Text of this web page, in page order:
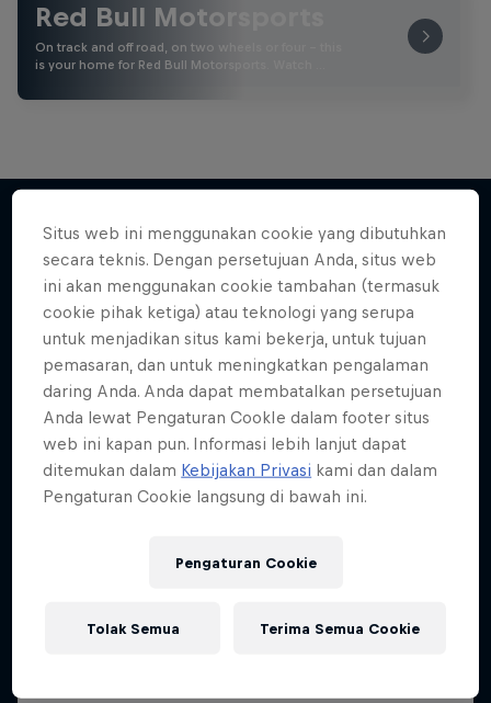
Red Bull Motorsports
On track and off road, on two wheels or four - this
is your home for Red Bull Motorsports. Watch …
Lebih banyak seperti ini
Situs web ini menggunakan cookie yang dibutuhkan
secara teknis. Dengan persetujuan Anda, situs web
ini akan menggunakan cookie tambahan (termasuk
cookie pihak ketiga) atau teknologi yang serupa
untuk menjadikan situs kami bekerja, untuk tujuan
pemasaran, dan untuk meningkatkan pengalaman
daring Anda. Anda dapat membatalkan persetujuan
Anda lewat Pengaturan CookIe dalam footer situs
web ini kapan pun. Informasi lebih lanjut dapat
ditemukan dalam Kebijakan Privasi kami dan dalam
Pengaturan Cookie langsung di bawah ini.
Pengaturan Cookie
Tolak Semua Terima Semua Cookie